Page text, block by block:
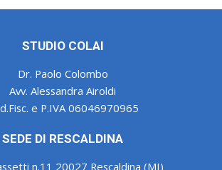
STUDIO COLAI
Dr. Paolo Colombo
Avv. Alessandra Airoldi
e P.IVA 06046970965
SEDE DI RESCALDINA
n.11 20027 Rescaldina (MI)